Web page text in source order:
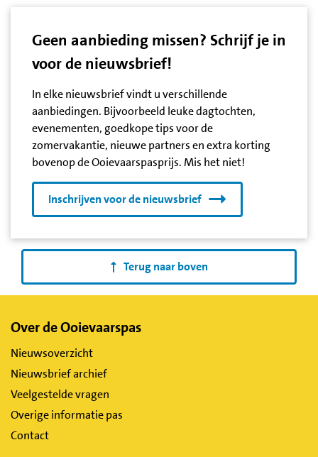
Geen aanbieding missen? Schrijf je in
voor de nieuwsbrief!
In elke nieuwsbrief vindt u verschillende
aanbiedingen. Bijvoorbeeld leuke dagtochten,
evenementen, goedkope tips voor de
zomervakantie, nieuwe partners en extra korting
bovenop de Ooievaarspasprijs. Mis het niet!
Inschrijven voor de nieuwsbrief
Terug naar boven
Belangrijke
links
Over de Ooievaarspas
Nieuwsoverzicht
Nieuwsbrief archief
Veelgestelde vragen
Overige informatie pas
Contact